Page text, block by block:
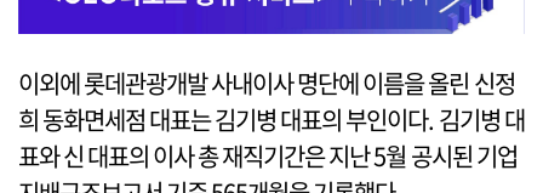
이외에 롯데관광개발 사내이사 명단에 이름을 올린 신정
희 동화면세점 대표는 김기병 대표의 부인이다. 김기병 대
표와 신 대표의 이사 총 재직기간은 지난 5월 공시된 기업